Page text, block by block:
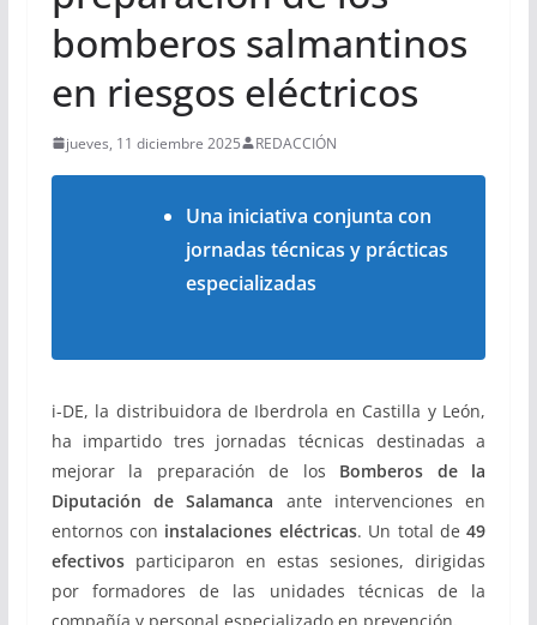
bomberos salmantinos
en riesgos eléctricos
jueves, 11 diciembre 2025 REDACCIÓN
Una iniciativa conjunta con
jornadas técnicas y prácticas
especializadas
i-DE, la distribuidora de Iberdrola en Castilla y León,
ha impartido tres jornadas técnicas destinadas a
mejorar la preparación de los Bomberos de la
Diputación de Salamanca ante intervenciones en
entornos con instalaciones eléctricas. Un total de49
efectivosparticiparon en estas sesiones, dirigidas
por formadores de las unidades técnicas de la
compañía y personal especializado en prevención.